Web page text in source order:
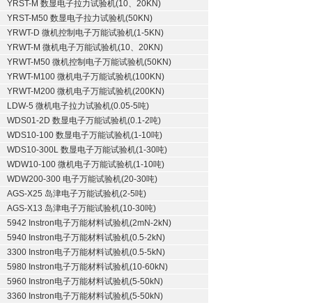
YRST-M 数显电子拉力试验机(10、20KN)
YRST-M50 数显电子拉力试验机(50KN)
YRWT-D 微机控制电子万能试验机(1-5KN)
YRWT-M 微机电子万能试验机(10、20KN)
YRWT-M50 微机控制电子万能试验机(50KN)
YRWT-M100 微机电子万能试验机(100KN)
YRWT-M200 微机电子万能试验机(200KN)
LDW-5 微机电子拉力试验机(0.05-5吨)
WDS01-2D 数显电子万能试验机(0.1-2吨)
WDS10-100 数显电子万能试验机(1-10吨)
WDS10-300L 数显电子万能试验机(1-30吨)
WDW10-100 微机电子万能试验机(1-10吨)
WDW200-300 电子万能试验机(20-30吨)
AGS-X25 岛津电子万能试验机(2-5吨)
AGS-X13 岛津电子万能试验机(10-30吨)
5942 Instron电子万能材料试验机(2mN-2kN)
5940 Instron电子万能材料试验机(0.5-2kN)
3300 Instron电子万能材料试验机(0.5-5kN)
5980 Instron电子万能材料试验机(10-60kN)
5960 Instron电子万能材料试验机(5-50kN)
3360 Instron电子万能材料试验机(5-50kN)